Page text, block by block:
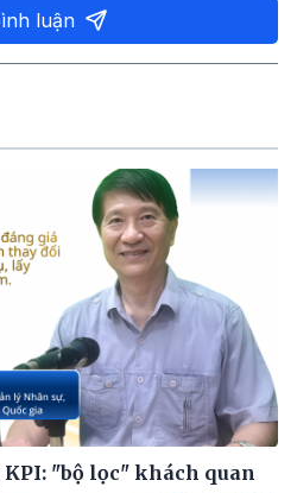
luận
"bộ lọc" khách quan